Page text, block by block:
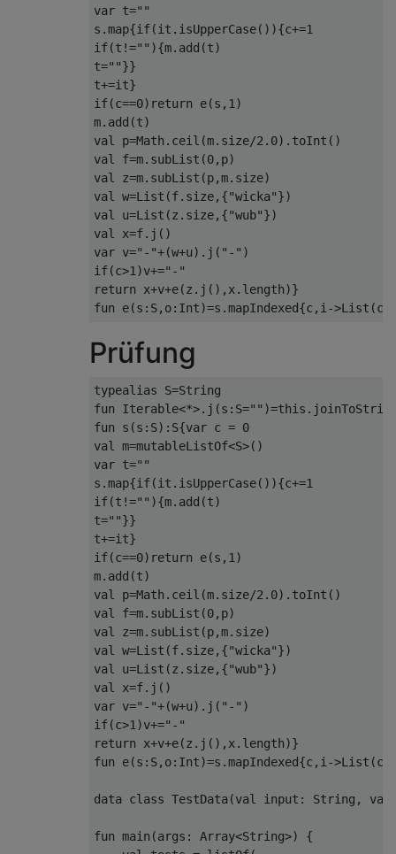
var t=""
s.map{if(it.isUpperCase()){c+=1
if(t!=""){m.add(t)
t=""}}
t+=it}
if(c==0)return e(s,1)
m.add(t)
val p=Math.ceil(m.size/2.0).toInt()
val f=m.subList(0,p)
val z=m.subList(p,m.size)
val w=List(f.size,{"wicka"})
val u=List(z.size,{"wub"})
val x=f.j()
var v="-"+(w+u).j("-")
if(c>1)v+="-"
return x+v+e(z.j(),x.length)}
Prüfung
typealias S=String
fun
fun s(s:S):S{var c = 0
val m=mutableListOf<S>()
var t=""
s.map{if(it.isUpperCase()){c+=1
if(t!=""){m.add(t)
t=""}}
t+=it}
if(c==0)return e(s,1)
m.add(t)
val p=Math.ceil(m.size/2.0).toInt()
val f=m.subList(0,p)
val z=m.subList(p,m.size)
val w=List(f.size,{"wicka"})
val u=List(z.size,{"wub"})
val x=f.j()
var v="-"+(w+u).j("-")
if(c>1)v+="-"
return x+v+e(z.j(),x.length)}
fun e(s:S,o:Int)=s.mapIndexed{c,i-
data class TestData(val input: String,
fun main(args: Array<String>) {